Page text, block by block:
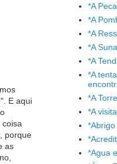
E aqui
porque
as
*A
*A
*A
*A
*A
*A
*A
*A
*Agua